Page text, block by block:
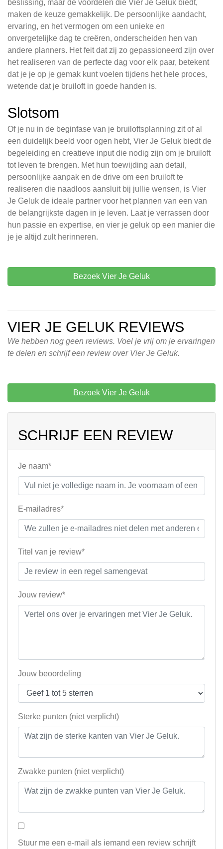
beslissing, maar de voordelen die Vier Je Geluk biedt,
maken de keuze gemakkelijk. De persoonlijke aandacht,
ervaring, en het vermogen om een unieke en
onvergetelijke dag te creëren, onderscheiden hen van
andere planners. Het feit dat zij zo gepassioneerd zijn over
het realiseren van de perfecte dag voor elk paar, betekent
dat je je op je gemak kunt voelen tijdens het hele proces,
wetende dat je bruiloft in goede handen is.
Slotsom
Of je nu in de beginfase van je bruiloftsplanning zit of al
een duidelijk beeld voor ogen hebt, Vier Je Geluk biedt de
begeleiding en creatieve input die nodig zijn om je bruiloft
tot leven te brengen. Met hun toewijding aan detail,
persoonlijke aanpak en de drive om een bruiloft te
realiseren die naadloos aansluit bij jullie wensen, is Vier
Je Geluk de ideale partner voor het plannen van een van
de belangrijkste dagen in je leven. Laat je verrassen door
hun passie en expertise, en vier je geluk op een manier die
je je altijd zult herinneren.
Bezoek Vier Je Geluk
VIER JE GELUK REVIEWS
We hebben nog geen reviews. Voel je vrij om je ervaringen
te delen en schrijf een review over Vier Je Geluk.
Bezoek Vier Je Geluk
SCHRIJF EEN REVIEW
Je naam*
E-mailadres*
Titel van je review*
Jouw review*
Jouw beoordeling
Sterke punten (niet verplicht)
Zwakke punten (niet verplicht)
Stuur me een e-mail als iemand een review schrijft